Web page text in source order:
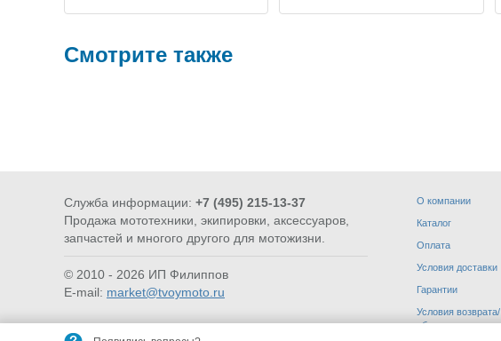
Смотрите также
РАСХОДНИКИ ИНСТРУМЕНТ
Служба информации: +7 (495) 215-13-37
Продажа мототехники, экипировки, аксессуаров,
запчастей и многого другого для мотожизни.
© 2010 - 2026 ИП Филиппов
E-mail: market@tvoymoto.ru
О компании
Каталог
Оплата
Условия доставки
Гарантии
Условия возврата/
обмена